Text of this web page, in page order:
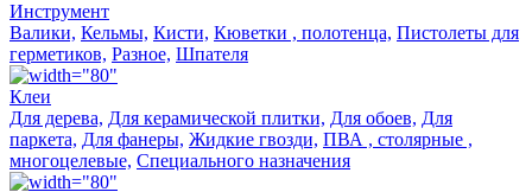
Инструмент
Валики, Кельмы, Кисти, Кюветки , полотенца, Пистолеты для
герметиков, Разное, Шпателя
Клеи
Для дерева, Для керамической плитки, Для обоев, Для
паркета, Для фанеры, Жидкие гвозди, ПВА , столярные ,
многоцелевые, Специального назначения